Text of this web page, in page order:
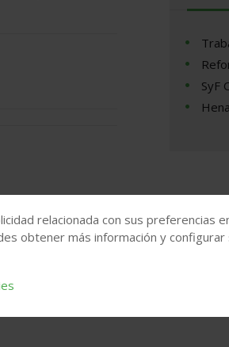
trimestre
máximos
SyF
relacionada con sus preferencias
obtener más información y configurar